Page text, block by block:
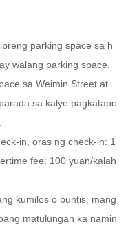
parking space sa h
walang parking space.
sa Weimin Street at
sa kalye pagkatapo
in, oras ng check-in: 1
fee: 100 yuan/kalah
kumilos o buntis, mang
matulungan ka namin